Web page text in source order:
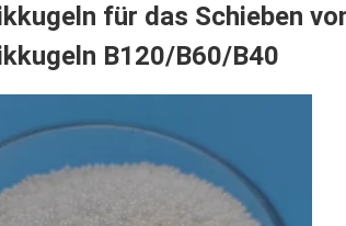
für das Schieben
B120/B60/B40